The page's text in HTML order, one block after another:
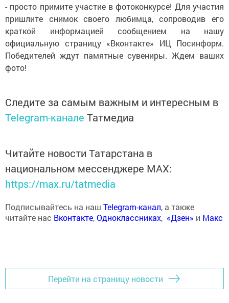
- просто примите участие в фотоконкурсе! Для участия
пришлите снимок своего любимца, сопроводив его
краткой информацией сообщением на нашу
официальную страницу «Вконтакте» ИЦ Посинформ.
Победителей ждут памятные сувениры. Ждем ваших
фото!
Следите за самым важным и интересным в
Telegram-канале Татмедиа
Читайте новости Татарстана в
национальном мессенджере MАХ:
https://max.ru/tatmedia
Подписывайтесь на наш Telegram-канал, а также
читайте нас Вконтакте,Одноклассниках, «Дзен» и Макс
Перейти на страницу новости